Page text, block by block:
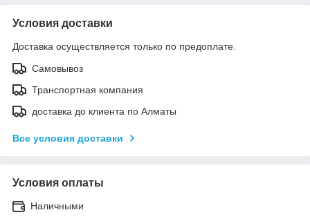
Условия доставки
Доставка осуществляется только по предоплате.
Самовывоз
Транспортная компания
доставка до клиента по Алматы
Все условия доставки
Условия оплаты
Наличными